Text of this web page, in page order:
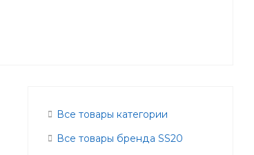
Все товары категории
Все товары бренда SS20